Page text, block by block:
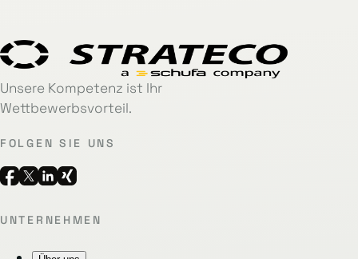
Unsere Kompetenz ist Ihr
Wettbewerbsvorteil.
FOLGEN SIE UNS
UNTERNEHMEN